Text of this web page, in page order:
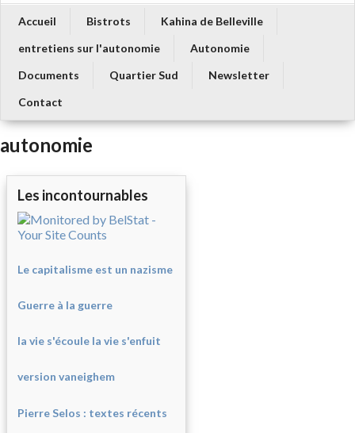
Accueil Bistrots
Kahina de Belleville
entretiens sur l'autonomie
Autonomie
Documents
Quartier Sud
Newsletter
Contact
autonomie
Les incontournables
Le capitalisme est un nazisme
Guerre à la guerre
la vie s'écoule la vie s'enfuit
version vaneighem
Pierre Selos : textes récents